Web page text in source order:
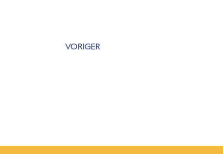
VORIGER